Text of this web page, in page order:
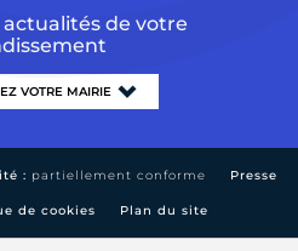
actualités de votre
: partiellement conforme Presse
de cookies Plan du site